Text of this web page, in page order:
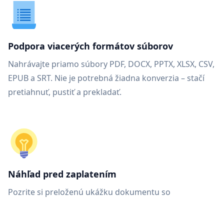
Podpora viacerých formátov súborov
Nahrávajte priamo súbory PDF, DOCX, PPTX, XLSX, CSV,
EPUB a SRT. Nie je potrebná žiadna konverzia – stačí
pretiahnuť, pustiť a prekladať.
Náhľad pred zaplatením
Pozrite si preloženú ukážku dokumentu so